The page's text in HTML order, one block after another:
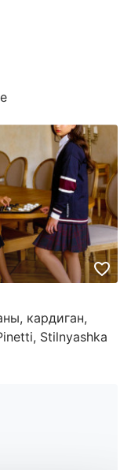
кардиган,
Stilnyashka